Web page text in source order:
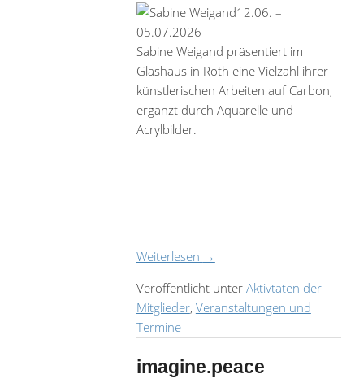
12.06. –
05.07.2026
Sabine Weigand präsentiert im
Glashaus in Roth eine Vielzahl ihrer
künstlerischen Arbeiten auf Carbon,
ergänzt durch Aquarelle und
Acrylbilder.
Weiterlesen →
Veröffentlicht unter Aktivtäten der
Mitglieder, Veranstaltungen und
Termine
imagine.peace